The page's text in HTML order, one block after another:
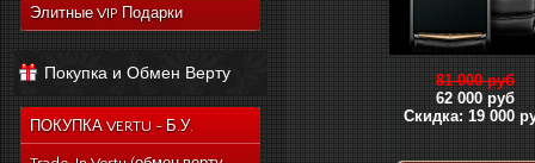
Элитные VIP Подарки
Покупка и Обмен Верту
ПОКУПКА VERTU - Б.У.
81 000 руб
62 000 руб
Скидка: 19 000